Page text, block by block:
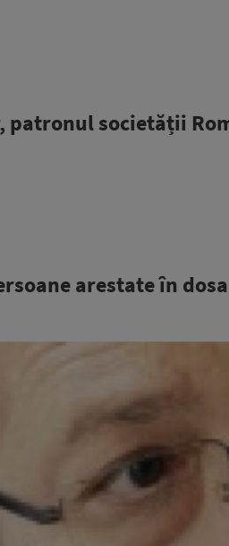
patronul societății
arestate în